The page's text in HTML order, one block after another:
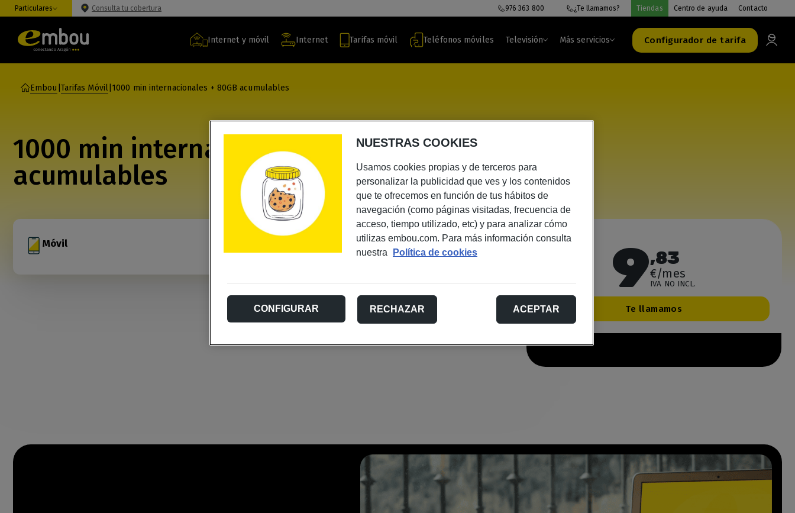
Particulares Consulta tu cobertura 976 363 800 ¿Te llamamos? Tiendas Centro de ayuda Contacto
Internet y móvil Internet Tarifas móvil Teléfonos móviles Televisión Más servicios Configurador de tarifa
Embou Tarifas Móvil| 1000 min internacionales + 80GB acumulables
1000 min internacionales + 80GB
acumulables
Móvil 9,83
€/mes
IVA NO INCL.
Te llamamos
NUESTRAS COOKIES
Usamos cookies propias y de terceros para
personalizar la publicidad que ves y los contenidos
que te ofrecemos en función de tus hábitos de
navegación (como páginas visitadas, frecuencia de
acceso, tiempo utilizado, etc) y para analizar cómo
utilizas embou.com. Para más información consulta
nuestra
Política de cookies
RECHAZAR ACEPTAR
CONFIGURAR